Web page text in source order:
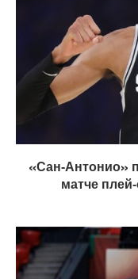
«Сан‑Антонио»
матче